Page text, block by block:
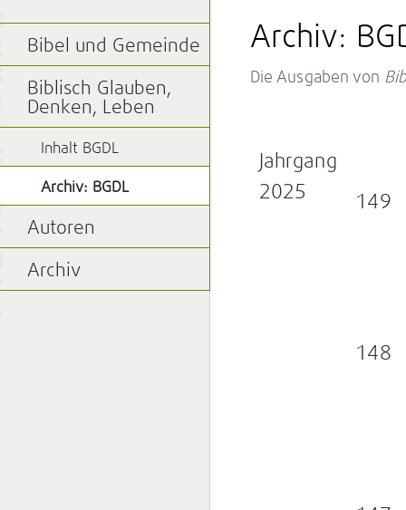
Archiv:
Die Ausgaben von
Jahrgang
2025
149
148
Bibel und Gemeinde
Biblisch Glauben,
Denken, Leben
Inhalt BGDL
Archiv: BGDL
Autoren
Archiv